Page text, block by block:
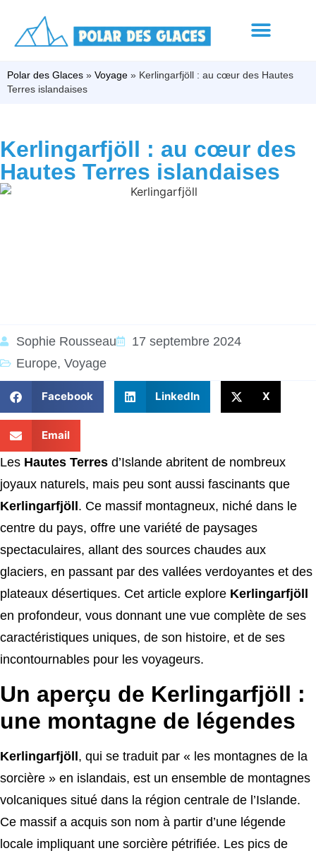
Polar des Glaces » Voyage » Kerlingarfjöll : au cœur des Hautes
Terres islandaises
Kerlingarfjöll : au cœur des
Hautes Terres islandaises
Sophie Rousseau
17 septembre 2024
Europe, Voyage
Facebook LinkedIn X
Email
Les Hautes Terres d’Islande abritent de nombreux
joyaux naturels, mais peu sont aussi fascinants que
Kerlingarfjöll. Ce massif montagneux, niché dans le
centre du pays, offre une variété de paysages
spectaculaires, allant des sources chaudes aux
glaciers, en passant par des vallées verdoyantes et des
plateaux désertiques. Cet article explore Kerlingarfjöll
en profondeur, vous donnant une vue complète de ses
caractéristiques uniques, de son histoire, et de ses
incontournables pour les voyageurs.
Un aperçu de Kerlingarfjöll :
une montagne de légendes
Kerlingarfjöll , qui se traduit par « les montagnes de la
sorcière » en islandais, est un ensemble de montagnes
volcaniques situé dans la région centrale de l’Islande.
Ce massif a acquis son nom à partir d’une légende
locale impliquant une sorcière pétrifiée. Les pics de